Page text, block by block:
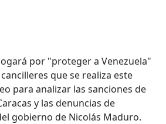
por "proteger a Venezuela"
que se realiza este
para analizar las sanciones de
y las denuncias de
gobierno de Nicolás Maduro.